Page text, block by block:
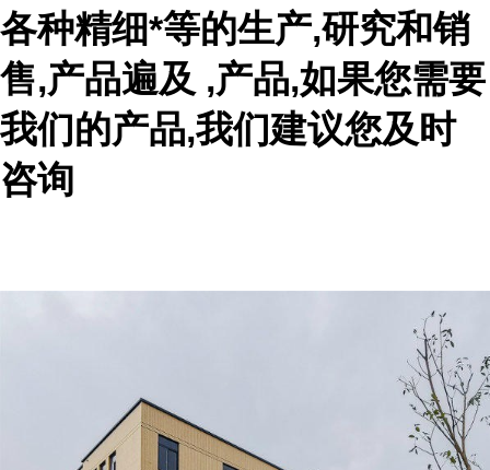
各种精细*等的生产,研究和销
售,产品遍及 ,产品,如果您需要
我们的产品,我们建议您及时
咨询